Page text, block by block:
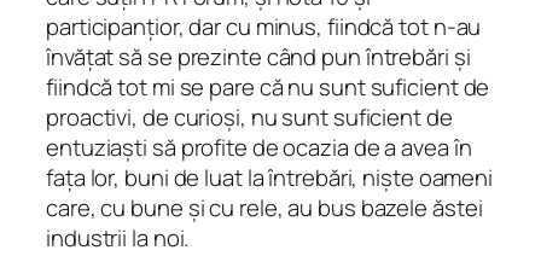
participanțior, dar cu minus, fiindcă tot n-au
învățat să se prezinte când pun întrebări și
fiindcă tot mi se pare că nu sunt suficient de
proactivi, de curioși, nu sunt suficient de
entuziaști să profite de ocazia de a avea în
fața lor, buni de luat la întrebări, niște oameni
care, cu bune și cu rele, au bus bazele ăstei
industrii la noi.